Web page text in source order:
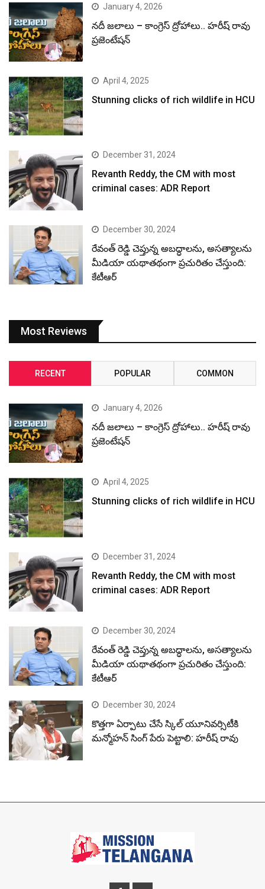
January 4, 2026
నదీ జలాలు – కాంగ్రెస్ ద్రోహాలు.. హరీష్ రావు
ప్రజెంటేషన్
April 4, 2025
Stunning clicks of rich wildlife in HCU
December 31, 2024
Revanth Reddy, the CM with most
criminal cases: ADR Report
December 30, 2024
రేవంత్ రెడ్డి చెప్తున్న అబద్ధాలను, అసత్యాలను
మీడియా యథాతథంగా ప్రచురితం చేస్తుంది:
కేటీఆర్
Most Reviews
RECENT POPULAR COMMON
January 4, 2026
నదీ జలాలు – కాంగ్రెస్ ద్రోహాలు.. హరీష్ రావు
ప్రజెంటేషన్
April 4, 2025
Stunning clicks of rich wildlife in HCU
December 31, 2024
Revanth Reddy, the CM with most
criminal cases: ADR Report
December 30, 2024
రేవంత్ రెడ్డి చెప్తున్న అబద్ధాలను, అసత్యాలను
మీడియా యథాతథంగా ప్రచురితం చేస్తుంది:
కేటీఆర్
December 30, 2024
కొత్తగా ఏర్పాటు చేసే స్కిల్ యూనివర్సిటీకి
మన్మోహన్ సింగ్ పేరు పెట్టాలి: హరీష్ రావు